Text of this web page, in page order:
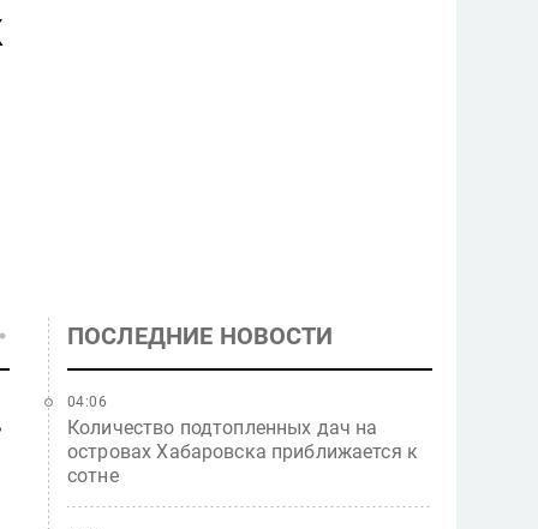
ПОСЛЕДНИЕ НОВОСТИ
Количество подтопленных дач на
островах Хабаровска приближается к
сотне
04:06